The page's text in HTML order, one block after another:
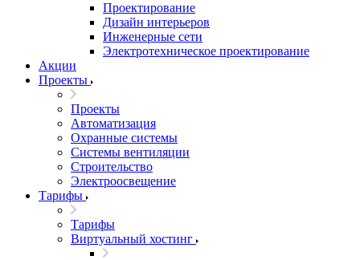
Проектирование
Дизайн интерьеров
Инженерные сети
Электротехническое проектирование
Акции
Проекты
Проекты
Автоматизация
Охранные системы
Системы вентиляции
Строительство
Электроосвещение
Тарифы
Тарифы
Виртуальный хостинг